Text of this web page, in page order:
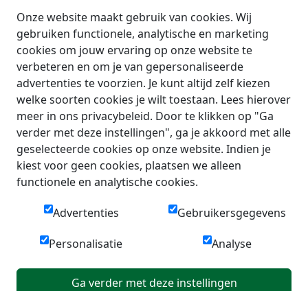
Onze website maakt gebruik van cookies. Wij
gebruiken functionele, analytische en marketing
cookies om jouw ervaring op onze website te
verbeteren en om je van gepersonaliseerde
advertenties te voorzien. Je kunt altijd zelf kiezen
welke soorten cookies je wilt toestaan. Lees hierover
meer in ons privacybeleid. Door te klikken op "Ga
verder met deze instellingen", ga je akkoord met alle
geselecteerde cookies op onze website. Indien je
kiest voor geen cookies, plaatsen we alleen
functionele en analytische cookies.
Advertenties Gebruikersgegevens
Personalisatie Analyse
Ga verder met deze instellingen